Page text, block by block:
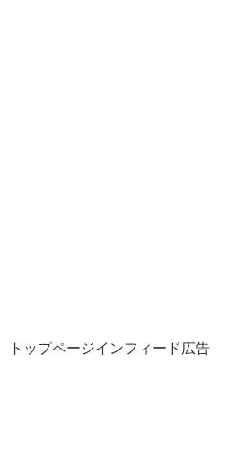
トップページインフィード広告